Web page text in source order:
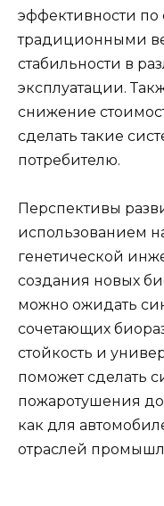
эффективности
традиционными
стабильности в
эксплуатации.
снижение
сделать такие
потребителю.
Перспективы
использованием
генетической
создания новых
можно ожидать
сочетающих
стойкость и
поможет сделать
пожаротушения
как для
отраслей